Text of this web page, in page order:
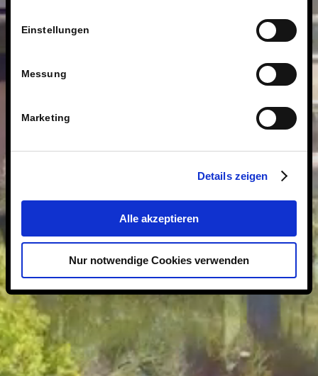
Einstellungen
Messung
Marketing
Details zeigen
Alle akzeptieren
Nur notwendige Cookies verwenden